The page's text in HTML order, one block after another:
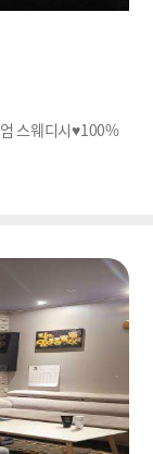
스웨디시♥100%